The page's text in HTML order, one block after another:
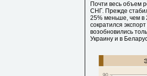
Почти весь объем
СНГ. Прежде
25% меньше, чем в
сократился
возобновились
Украину и в